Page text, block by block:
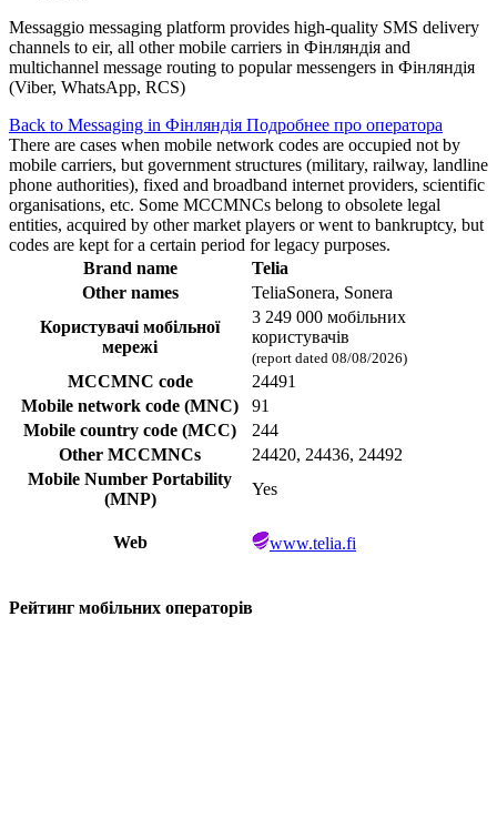
Messaggio messaging platform provides high-quality SMS delivery
channels to eir, all other mobile carriers in Фінляндія and
multichannel message routing to popular messengers in Фінляндія
(Viber, WhatsApp, RCS)
Back to Messaging in Фінляндія Подробнее про оператора
There are cases when mobile network codes are occupied not by
mobile carriers, but government structures (military, railway, landline
phone authorities), fixed and broadband internet providers, scientific
organisations, etc. Some MCCMNCs belong to obsolete legal
entities, acquired by other market players or went to bankruptcy, but
codes are kept for a certain period for legacy purposes.
Brand name
Telia
Other names
TeliaSonera, Sonera
Користувачі мобільної
мережі
3 249 000 мобільних
користувачів
(report dated 08/08/2026)
MCCMNC code
24491
Mobile network code (MNC)
91
Mobile country code (MCC)
244
Other MCCMNCs
24420, 24436, 24492
Mobile Number Portability
(MNP)
Yes
Web www.telia.fi
Рейтинг мобільних операторів